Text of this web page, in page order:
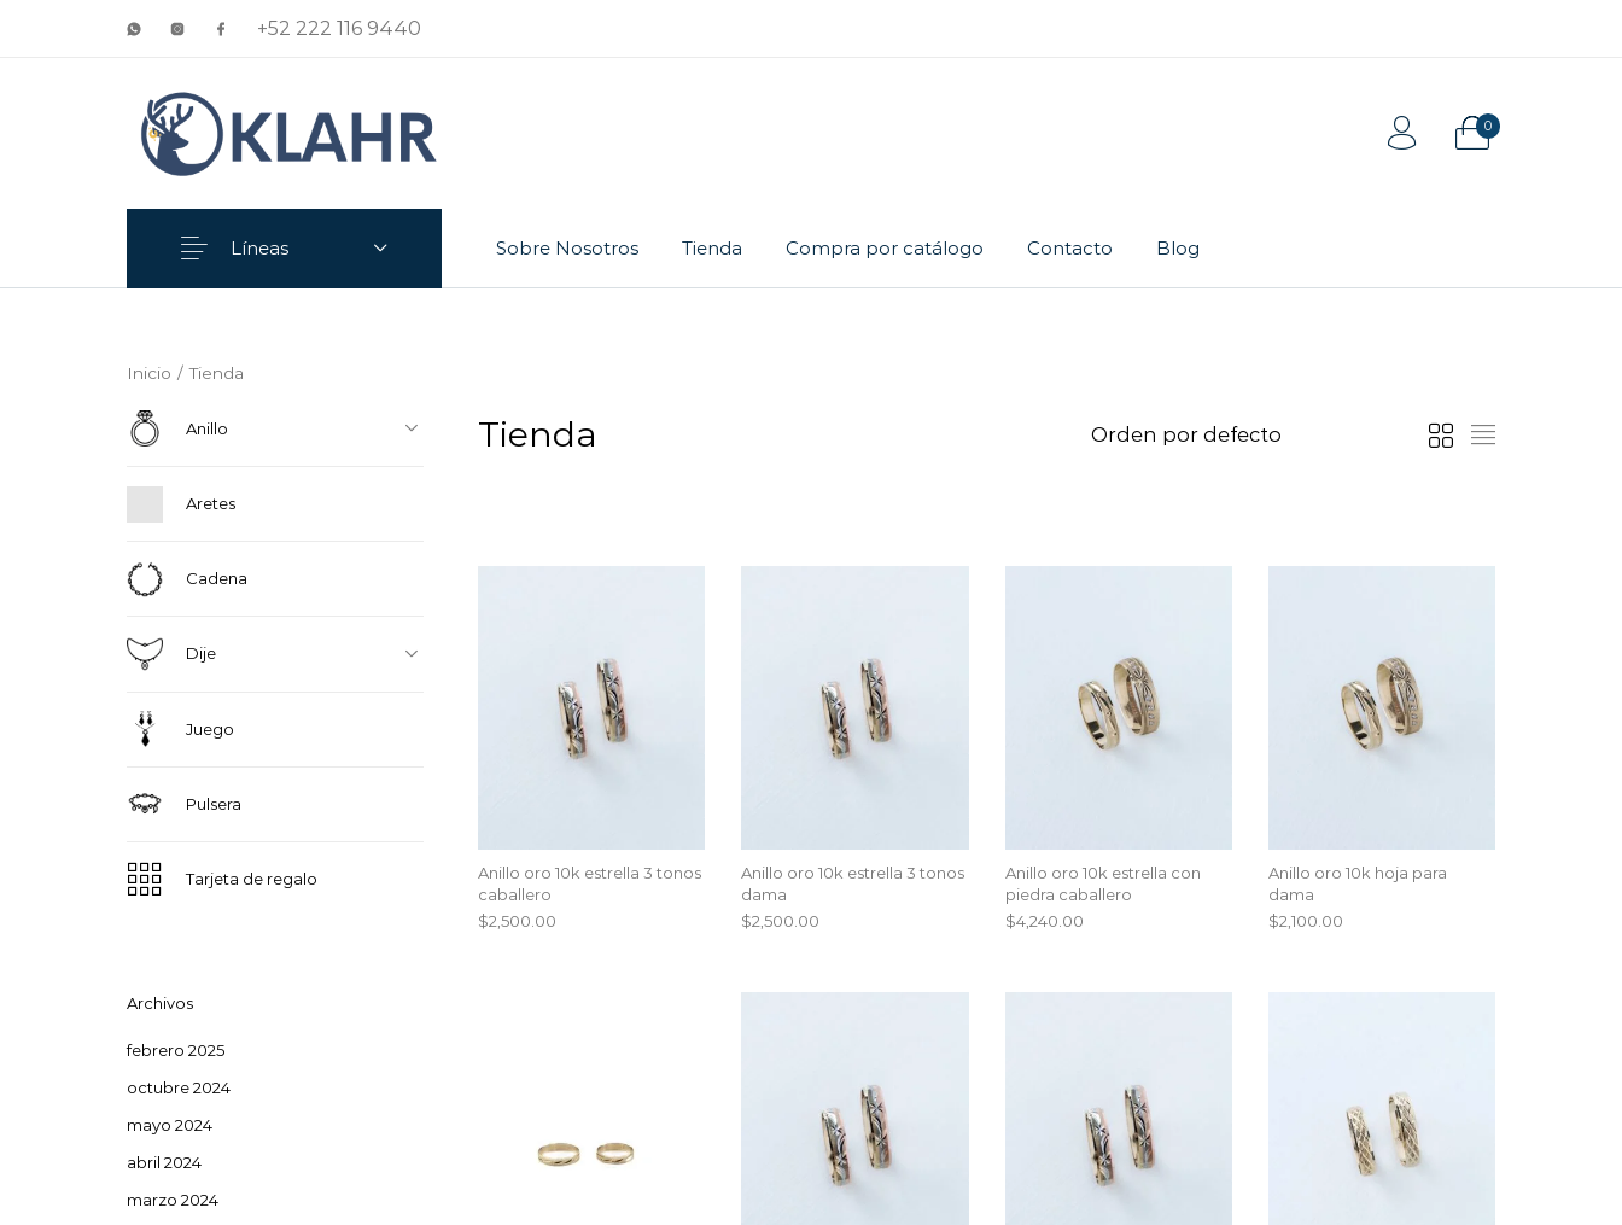
+52 222 116 9440
0
Sobre Nosotros Tienda Compra por catálogo Contacto Blog
Líneas
Inicio / Tienda
Anillo
Aretes
Cadena
Dije
Juego
Pulsera
Tarjeta de regalo
Archivos
febrero 2025
octubre 2024
mayo 2024
abril 2024
marzo 2024
Tienda
Anillo oro 10k estrella 3 tonos
caballero
$2,500.00
Anillo oro 10k estrella 3 tonos
dama
$2,500.00
Anillo oro 10k estrella con
piedra caballero
$4,240.00
Anillo oro 10k hoja para
dama
$2,100.00